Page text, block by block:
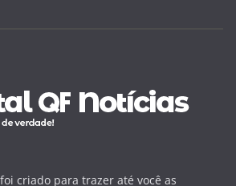
criado para trazer até você as